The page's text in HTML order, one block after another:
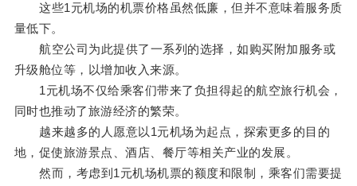
这些1元机场的机票价格虽然低廉，但并不意味着服务质
量低下。
航空公司为此提供了一系列的选择，如购买附加服务或
升级舱位等，以增加收入来源。
1元机场不仅给乘客们带来了负担得起的航空旅行机会，
同时也推动了旅游经济的繁荣。
越来越多的人愿意以1元机场为起点，探索更多的目的
地，促使旅游景点、酒店、餐厅等相关产业的发展。
然而，考虑到1元机场机票的额度和限制，乘客们需要提